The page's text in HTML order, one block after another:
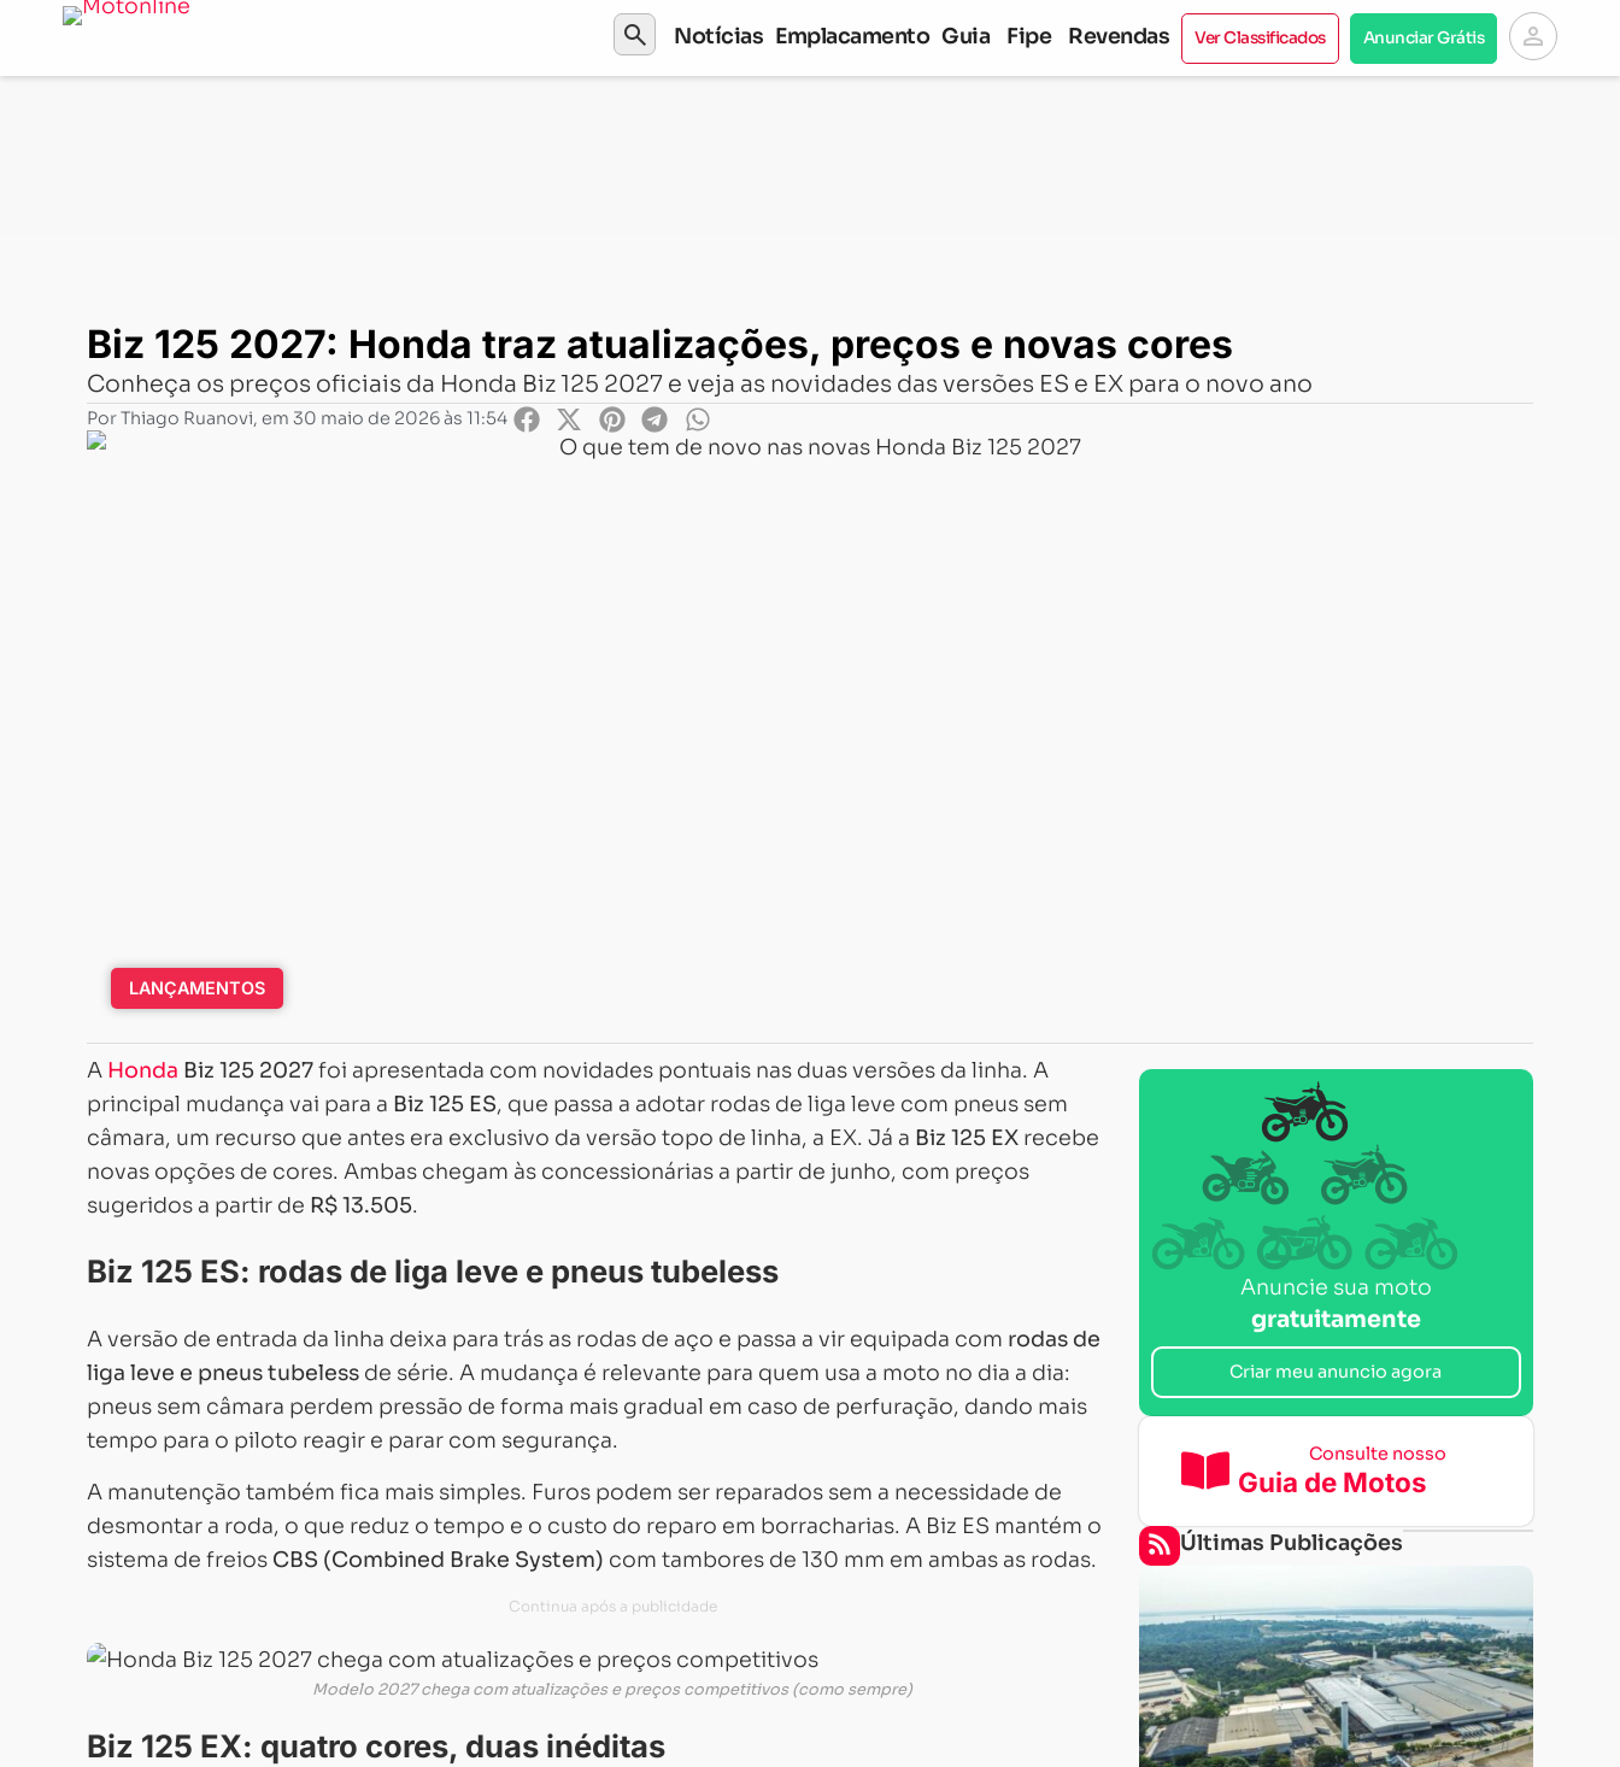
search Notícias Emplacamento Guia Fipe Revendas Ver Classificados Anunciar Grátis person
Biz 125 2027: Honda traz atualizações, preços e novas cores
Biz 125 2027: Honda traz atualizações, preços e novas cores
Conheça os preços oficiais da Honda Biz 125 2027 e veja as novidades das versões ES e EX para o novo ano
PorThiago Ruanovi, em 30 maio de 2026 às 11:54
LANÇAMENTOS
A Honda Biz 125 2027foi apresentada com novidades pontuais nas duas versões da linha. A
principal mudança vai para a Biz 125 ES, que passa a adotar rodas de liga leve com pneus sem
câmara, um recurso que antes era exclusivo da versão topo de linha, a EX. Já a Biz 125 EX recebe
novas opções de cores. Ambas chegam às concessionárias a partir de junho, com preços
sugeridos a partir de R$ 13.505.
Biz 125 ES: rodas de liga leve e pneus tubeless
A versão de entrada da linha deixa para trás as rodas de aço e passa a vir equipada com rodas de
liga leve e pneus tubeless de série. A mudança é relevante para quem usa a moto no dia a dia:
pneus sem câmara perdem pressão de forma mais gradual em caso de perfuração, dando mais
tempo para o piloto reagir e parar com segurança.
A manutenção também fica mais simples. Furos podem ser reparados sem a necessidade de
desmontar a roda, o que reduz o tempo e o custo do reparo em borracharias. A Biz ES mantém o
sistema de freios CBS (Combined Brake System) com tambores de 130 mm em ambas as rodas.
Modelo 2027 chega com atualizações e preços competitivos (como sempre)
Biz 125 EX: quatro cores, duas inéditas
Anuncie sua moto
gratuitamente
Criar meu anuncio agora
Consulte nosso
Guia de Motos
Últimas Publicações